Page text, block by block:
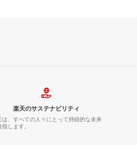
楽天のサステナビリティ
は、すべての人々にとって持続的な未来
指します。